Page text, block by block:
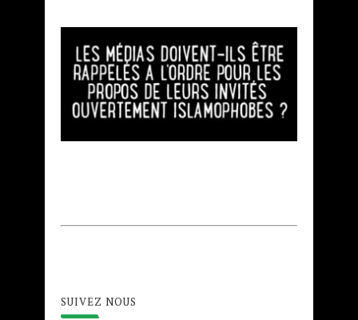
SUIVEZ NOUS